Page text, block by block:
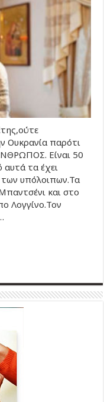
Ουκρανία παρότι
Είναι 50
αυτά τα έχει
των υπόλοιπων.Τα
και στο
Λογγίνο.Τον